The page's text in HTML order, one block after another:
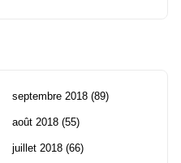
septembre 2018 (89)
août 2018 (55)
juillet 2018 (66)